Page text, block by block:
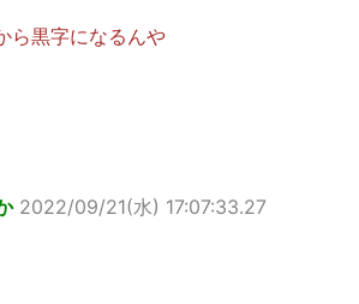
ら黒字になるんや
2022/09/21(水) 17:07:33.27